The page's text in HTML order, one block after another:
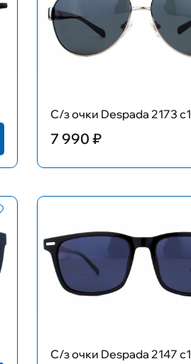
С/з очки Despada 2173 c1
7 990 ₽
С/з очки Despada 2147 c1